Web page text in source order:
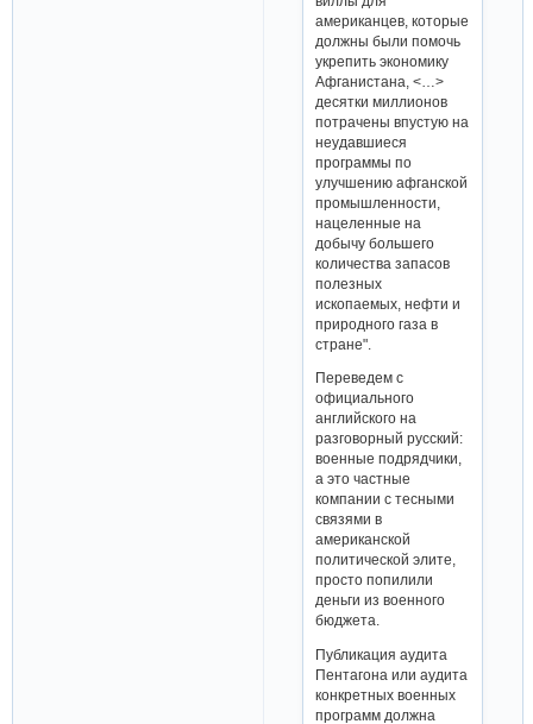
американцев, которые
должны были помочь
укрепить экономику
Афганистана, <…>
десятки миллионов
потрачены впустую на
неудавшиеся
программы по
улучшению афганской
промышленности,
нацеленные на
добычу большего
количества запасов
полезных
ископаемых, нефти и
природного газа в
стране".
Переведем с
официального
английского на
разговорный русский:
военные подрядчики,
а это частные
компании с тесными
связями в
американской
политической элите,
просто попилили
деньги из военного
бюджета.
Публикация аудита
Пентагона или аудита
конкретных военных
программ должна